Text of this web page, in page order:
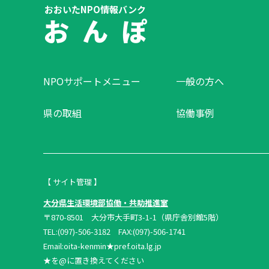
おおいたNPO情報バンク
お ん ぽ
NPOサポートメニュー 一般の方へ
県の取組 協働事例
【 サイト管理 】
大分県生活環境部協働・共助推進室
〒870-8501 大分市大手町3-1-1（県庁舎別館5階）
TEL:(097)-506-3182 FAX:(097)-506-1741
Email:oita-kenmin★pref.oita.lg.jp
★を@に置き換えてください